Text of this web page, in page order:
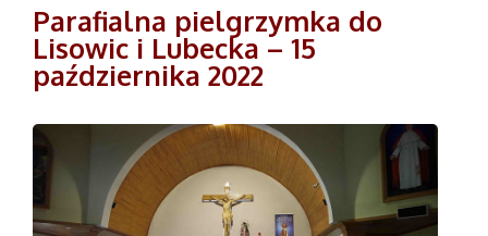
Parafialna pielgrzymka do
Lisowic i Lubecka – 15
października 2022